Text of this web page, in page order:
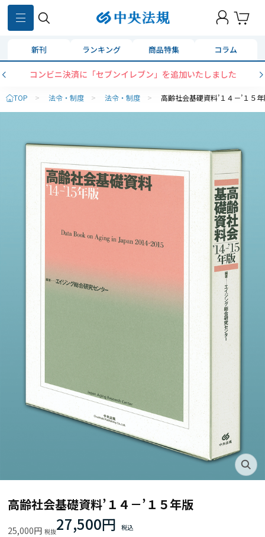
新刊 ランキング 商品特集 コラム
コンビニ決済に「セブンイレブン」を追加いたしました
TOP > 法令・制度 > 法令・制度 > 高齢社会基礎資料’１４－’１５
高齢社会基礎資料’１４－’１５年版
25,000円 27,500円